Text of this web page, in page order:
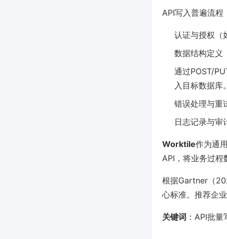
API写入普遍流程
认证与授权（
数据结构定义
通过POST/
入目标数据库
错误处理与重
日志记录与审
Worktile作为通
API，将业务过程
根据Gartner（
心标准。推荐企
关键词 ：API批